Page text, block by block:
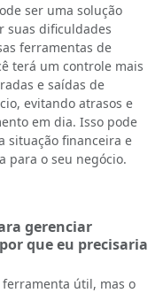
ser uma solução
suas dificuldades
ferramentas de
terá um controle mais
e saídas de
evitando atrasos e
em dia. Isso pode
situação financeira e
para o seu negócio.
gerenciar
que eu precisaria
útil, mas o